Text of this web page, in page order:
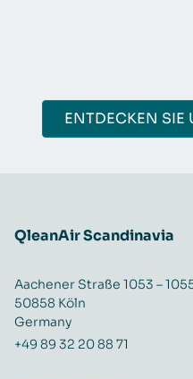
ENTDECKEN SIE
QleanAir Scandinavia
Aachener Straße 1053 –
50858 Köln
Germany
+49 89 32 20 88 71